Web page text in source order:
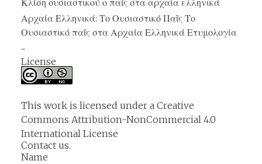
Κλίση ουσιαστικού ο παῖς στα αρχαία ελληνικά
Αρχαία Ελληνικά: Το Ουσιαστικό Παῖς Το
Ουσιαστικό παῖς στα Αρχαία Ελληνικά Ετυμολογία
...
License
This work is licensed under a Creative
Commons Attribution-NonCommercial 4.0
International License
Contact us.
Name